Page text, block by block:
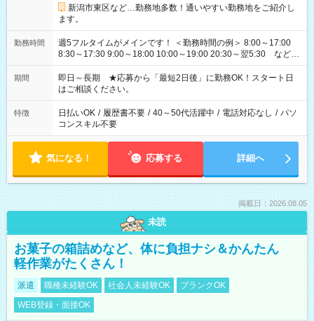
新潟市東区など…勤務地多数！通いやすい勤務地をご紹介し
ます。
勤務時間
週5フルタイムがメインです！ ＜勤務時間の例＞ 8:00～17:00
8:30～17:30 9:00～18:00 10:00～19:00 20:30～翌5:30 など ★
その他にも勤務時間多数！ 日勤のみ、残業なし、交替制など
ご希望を教えてください！
期間
即日～長期 ★応募から「最短2日後」に勤務OK！スタート日
はご相談ください。
特徴 日払いOK / 履歴書不要 / 40～50代活躍中 / 電話対応なし / パソ
コンスキル不要
気になる！ 応募する 詳細へ
掲載日：2026.08.05
未読
お菓子の箱詰めなど、体に負担ナシ＆かんたん
軽作業がたくさん！
派遣 職種未経験OK 社会人未経験OK
ブランクOK
WEB登録・面接OK